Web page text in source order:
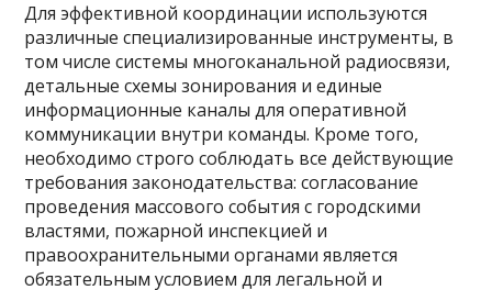
Для эффективной координации используются
различные специализированные инструменты, в
том числе системы многоканальной радиосвязи,
детальные схемы зонирования и единые
информационные каналы для оперативной
коммуникации внутри команды. Кроме того,
необходимо строго соблюдать все действующие
требования законодательства: согласование
проведения массового события с городскими
властями, пожарной инспекцией и
правоохранительными органами является
обязательным условием для легальной и